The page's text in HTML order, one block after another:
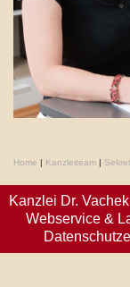
Home | Kanzleiteam |
Kanzlei Dr.
Webservice &